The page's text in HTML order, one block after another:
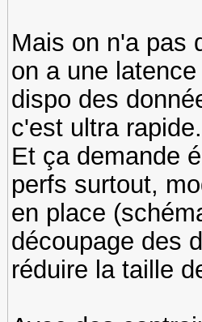
Mais on n'a pas
on a une
dispo des
c'est ultra rapide.
Et ça demande
perfs surtout,
en place
découpage des
réduire la taille